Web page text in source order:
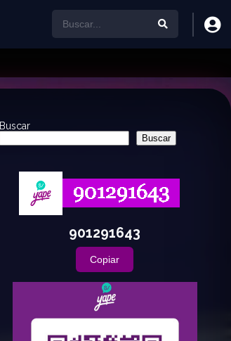
Buscar
Buscar
901291643
Copiar